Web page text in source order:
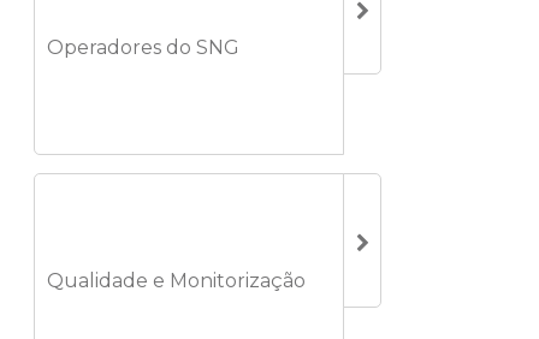
Operadores do SNG
Qualidade e Monitorização